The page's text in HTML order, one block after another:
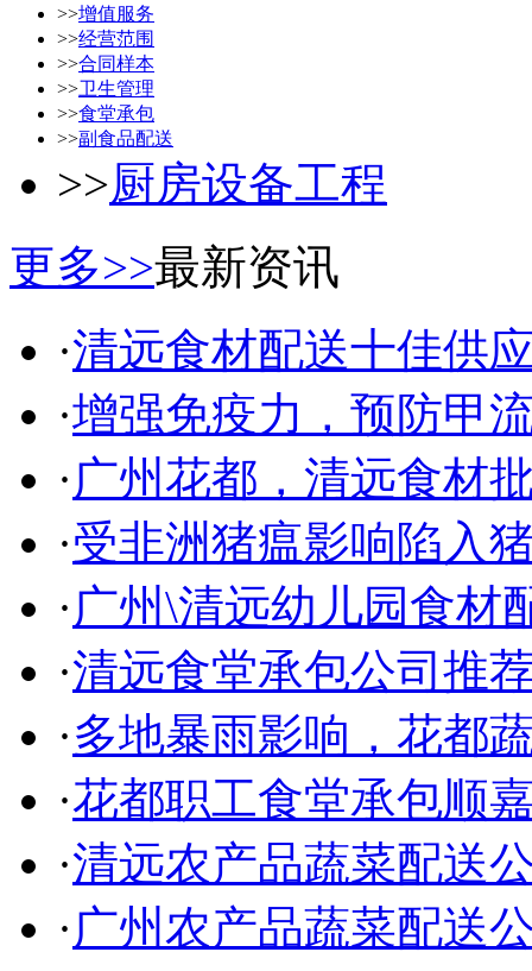
>>增值服务
>>经营范围
>>合同样本
>>卫生管理
>>食堂承包
>>副食品配送
>>厨房设备工程
更多>>最新资讯
·清远食材配送十佳供
·增强免疫力，预防甲
·广州花都，清远食材
·受非洲猪瘟影响陷入
·广州\清远幼儿园食材
·清远食堂承包公司推
·多地暴雨影响，花都
·花都职工食堂承包顺
·清远农产品蔬菜配送
·广州农产品蔬菜配送